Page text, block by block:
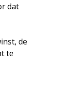
dat
de
te